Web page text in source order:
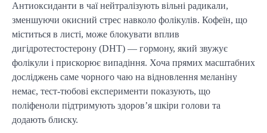
Антиоксиданти в чаї нейтралізують вільні радикали,
зменшуючи окисний стрес навколо фолікулів. Кофеїн, що
міститься в листі, може блокувати вплив
дигідротестостерону (DHT) — гормону, який звужує
фолікули і прискорює випадіння. Хоча прямих масштабних
досліджень саме чорного чаю на відновлення меланіну
немає, тест-тюбові експерименти показують, що
поліфеноли підтримують здоров’я шкіри голови та
додають блиску.